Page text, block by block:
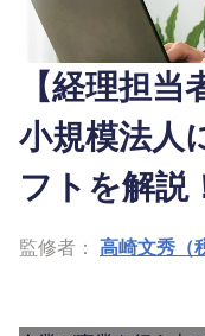
【経理担
小規模法人
フトを解説
監修者： 高崎文秀（